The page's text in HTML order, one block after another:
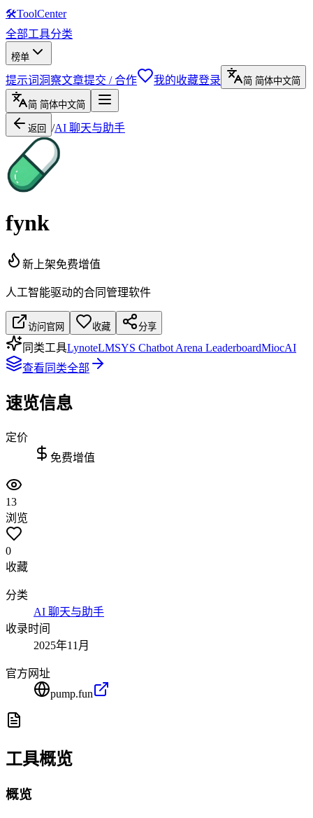
🛠ToolCenter
全部工具分类
榜单
提示词洞察文章提交 / 合作 我的收藏登录 简 简体中文简
简 简体中文简
返回 /AI 聊天与助手
fynk
新上架免费增值
人工智能驱动的合同管理软件
访问官网 收藏 分享
同类工具LynoteLMSYS Chatbot Arena LeaderboardMiocAI
查看同类全部
速览信息
定价
免费增值
13
浏览
0
收藏
分类
AI 聊天与助手
收录时间
2025年11月
官方网址
pump.fun
工具概览
概览